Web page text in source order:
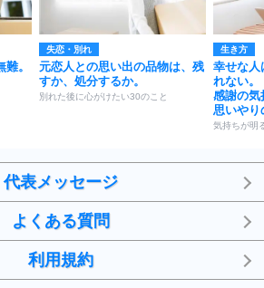
。
失恋・別れ
元恋人との思い出の品物は、残
すか、処分するか。
別れた後に心がけたい30のこと
生き方
幸せな人
れない。
感謝の気
思いやり
気持ちが明
代表メッセージ
よくある質問
利用規約